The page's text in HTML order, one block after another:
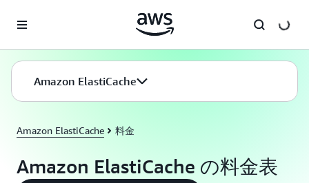
Amazon ElastiCache
Amazon ElastiCache 料金
Amazon ElastiCache の料金表